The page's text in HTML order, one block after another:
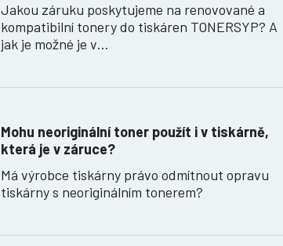
Jakou záruku poskytujeme na renovované a
kompatibilní tonery do tiskáren TONERSYP? A
jak je možné je v…
Mohu neoriginální toner použít i v tiskárně,
která je v záruce?
Má výrobce tiskárny právo odmítnout opravu
tiskárny s neoriginálním tonerem?